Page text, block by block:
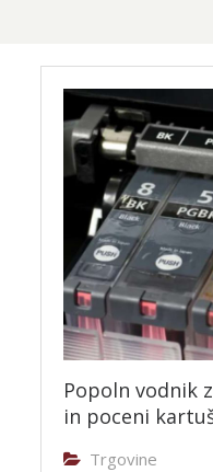
Popoln vodnik
in poceni
Trgovine